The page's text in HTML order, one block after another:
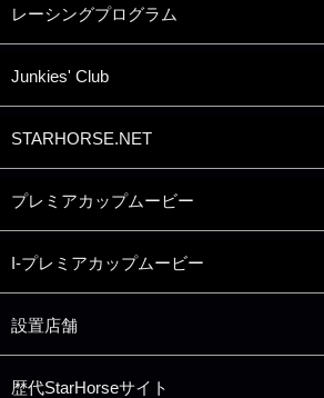
レーシングプログラム
Junkies' Club
STARHORSE.NET
プレミアカップムービー
I-プレミアカップムービー
設置店舗
歴代StarHorseサイト